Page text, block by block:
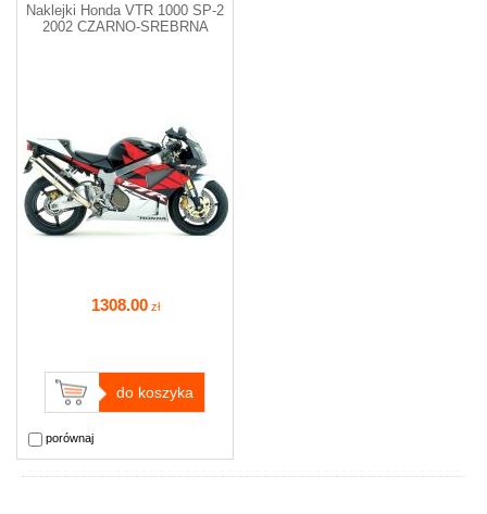
Naklejki Honda VTR 1000 SP-2
2002 CZARNO-SREBRNA
1308.00 zł
do koszyka
porównaj